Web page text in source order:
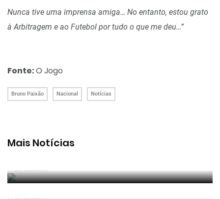
Nunca tive uma imprensa amiga… No entanto, estou grato
à Arbitragem e ao Futebol por tudo o que me deu…”
Fonte:O Jogo
Bruno Paixão Nacional Notícias
Mais Notícias
Por RefereeTip
João Pinheiro nomeado pela FIFA para o Mundial